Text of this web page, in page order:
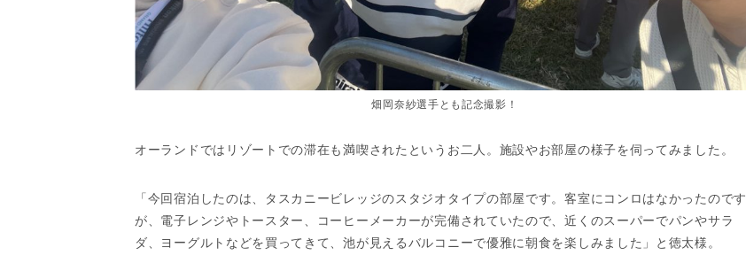
畑岡奈紗選手とも記念撮影！
オーランドではリゾートでの滞在も満喫されたというお二人。施設やお部屋の様子を伺ってみました。
「今回宿泊したのは、タスカニービレッジのスタジオタイプの部屋です。客室にコンロはなかったのです
が、電子レンジやトースター、コーヒーメーカーが完備されていたので、近くのスーパーでパンやサラ
ダ、ヨーグルトなどを買ってきて、池が見えるバルコニーで優雅に朝食を楽しみました」と徳太様。